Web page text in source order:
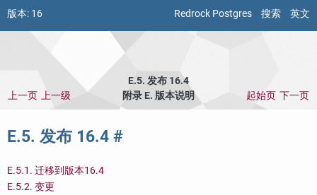
Redrock Postgres 搜索 英文
版本: 16
E.5. 发布 16.4
上一页 上一级 附录 E. 版本说明 起始页 下一页
E.5. 发布 16.4 #
E.5.1. 迁移到版本16.4
E.5.2. 变更